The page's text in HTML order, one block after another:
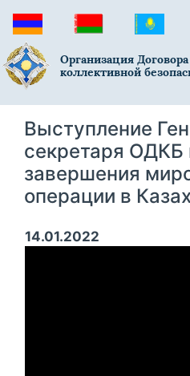
Организация
коллективной
Выступление
секретаря ОДКБ
завершения
операции в
14.01.2022